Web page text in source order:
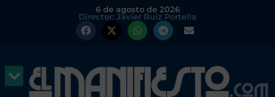
6 de agosto de 2026
Director: Javier Ruiz Portella